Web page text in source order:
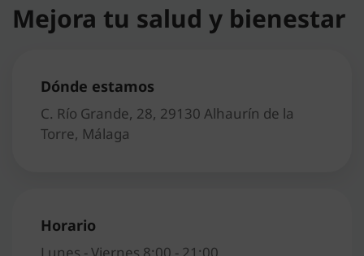
Mejora tu salud y bienestar
Dónde estamos
C. Río Grande, 28, 29130 Alhaurín de la
Torre, Málaga
Horario
Lunes - Viernes 8:00 - 21:00
t